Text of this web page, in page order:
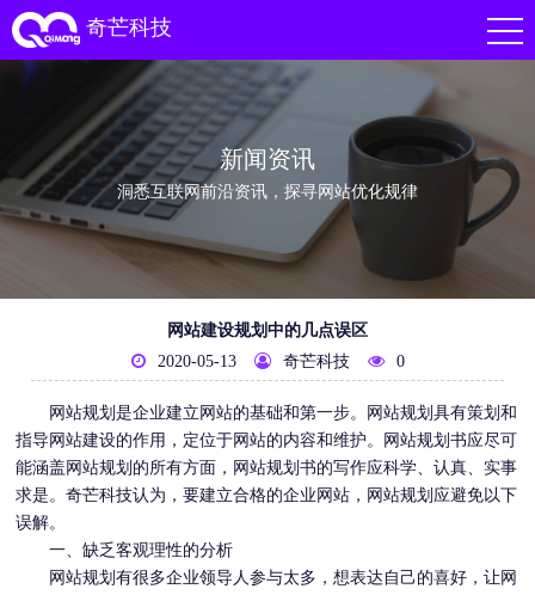
奇芒科技
新闻资讯
洞悉互联网前沿资讯，探寻网站优化规律
网站建设规划中的几点误区
2020-05-13
奇芒科技 0
网站规划是企业建立网站的基础和第一步。网站规划具有策划和
指导 网站建设的作用，定位于网站的内容和维护。网站规划书应尽可
能涵盖网站规划的所有方面，网站规划书的写作应科学、认真、实事
求是。奇芒科技认为，要建立合格的企业网站，网站规划应避免以下
误解。
一、缺乏客观理性的分析
网站规划有很多企业领导人参与太多，想表达自己的喜好，让网